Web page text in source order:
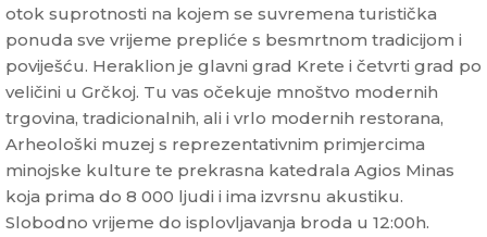
otok suprotnosti na kojem se suvremena turistička
ponuda sve vrijeme prepliće s besmrtnom tradicijom i
poviješću. Heraklion je glavni grad Krete i četvrti grad po
veličini u Grčkoj. Tu vas očekuje mnoštvo modernih
trgovina, tradicionalnih, ali i vrlo modernih restorana,
Arheološki muzej s reprezentativnim primjercima
minojske kulture te prekrasna katedrala Agios Minas
koja prima do 8 000 ljudi i ima izvrsnu akustiku.
Slobodno vrijeme do isplovljavanja broda u 12:00h.